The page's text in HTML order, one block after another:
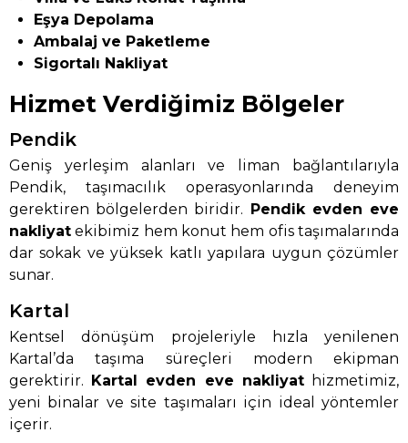
Eşya Depolama
Ambalaj ve Paketleme
Sigortalı Nakliyat
Hizmet Verdiğimiz Bölgeler
Pendik
Geniş yerleşim alanları ve liman bağlantılarıyla
Pendik, taşımacılık operasyonlarında deneyim
gerektiren bölgelerden biridir.
Pendik evden eve
nakliyat ekibimiz hem konut hem ofis taşımalarında
dar sokak ve yüksek katlı yapılara uygun çözümler
sunar.
Kartal
Kentsel dönüşüm projeleriyle hızla yenilenen
Kartal’da taşıma süreçleri modern ekipman
gerektirir.
Kartal evden eve nakliyathizmetimiz,
yeni binalar ve site taşımaları için ideal yöntemler
içerir.